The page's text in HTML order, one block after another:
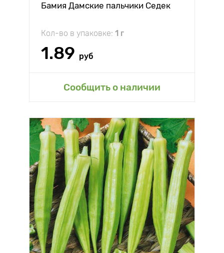
Бамия Дамские пальчики Седек
Кол-во в упаковке: 1 г
1.89 руб
Сообщить о наличии